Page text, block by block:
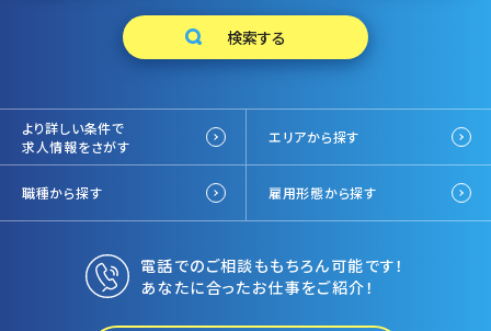
より詳しい条件で
求人情報をさがす
エリアから探す
職種から探す 雇用形態から探す
電話でのご相談ももちろん可能です！
あなたに合ったお仕事をご紹介！